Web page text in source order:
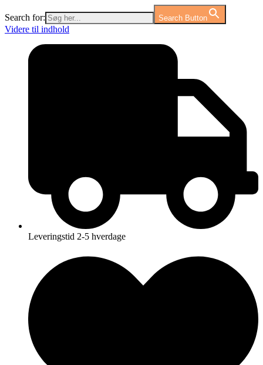
Search for: Search Button
Videre til indhold
Leveringstid 2-5 hverdage